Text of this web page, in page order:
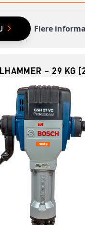
Flere
– 29 KG